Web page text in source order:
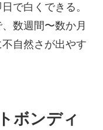
で白くできる。
数週間〜数か月
不自然さが出やす
ボンディ